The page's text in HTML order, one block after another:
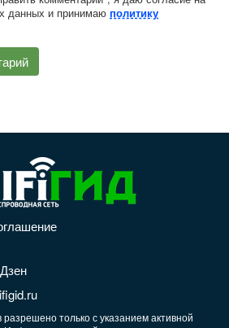
данных и принимаю политику
только с указанием активной